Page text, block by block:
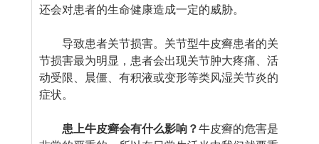
还会对患者的生命健康造成一定的威胁。
导致患者关节损害。关节型牛皮癣患者的关
节损害最为明显，患者会出现关节肿大疼痛、活
动受限、晨僵、有积液或变形等类风湿关节炎的
症状。
患上牛皮癣会有什么影响？牛皮癣的危害是